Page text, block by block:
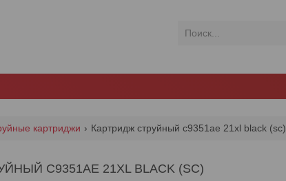
картриджи Картридж струйный c9351ae 21xl black (sc)
C9351AE 21XL BLACK (SC)